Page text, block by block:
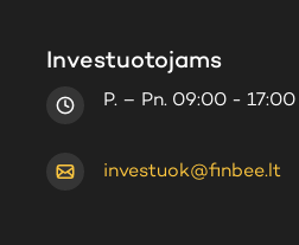
Investuotojams
P. – Pn. 09:00 - 17:00
investuok@finbee.lt